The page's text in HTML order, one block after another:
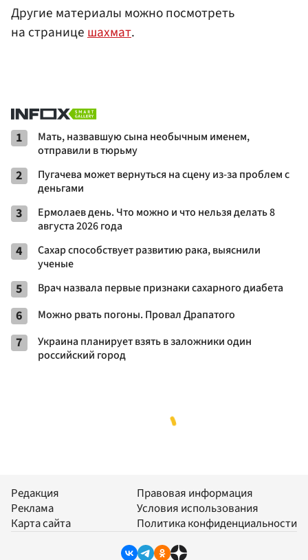
Другие материалы можно посмотреть
на страницешахмат.
1
Мать, назвавшую сына необычным именем,
отправили в тюрьму
2
Пугачева может вернуться на сцену из-за проблем с
деньгами
3
Ермолаев день. Что можно и что нельзя делать 8
августа 2026 года
4
Сахар cпособствует развитию рака, выяснили
ученые
5 Врач назвала первые признаки сахарного диабета
6 Можно рвать погоны. Провал Драпатого
7
Украина планирует взять в заложники один
российский город
Редакция
Реклама
Карта сайта
Правовая информация
Условия использования
Политика конфиденциальности